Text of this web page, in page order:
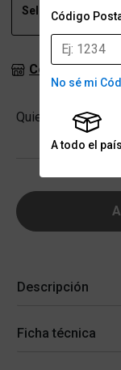
Código
No sé mi
A todo el país
Seleccioná talle
Consultar
Quiero -
Cantidad
Descripción
Ficha técnica